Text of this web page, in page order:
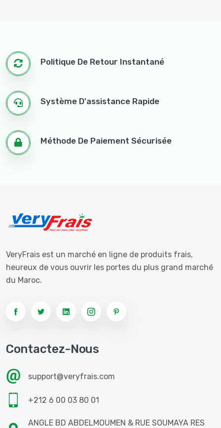
Politique De Retour Instantané
Système D'assistance Rapide
Méthode De Paiement Sécurisée
VeryFrais est un marché en ligne de produits frais,
heureux de vous ouvrir les portes du plus grand marché
du Maroc.
Contactez-Nous
support@veryfrais.com
+212 6 00 03 80 01
ANGLE BD ABDELMOUMEN & RUE SOUMAYA RES